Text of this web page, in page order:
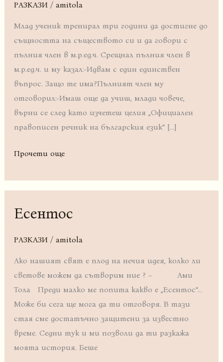
РАЗКАЗИ/ amitola
Млад ученик тренирал три години да достигне до
същността на съществото си и да говори с
пълния член в м.р.ед.ч. Срещнал пълния член в
м.р.ед.ч. и му казал:-Идвам с един единствен
въпрос. Защо те има?Пълният член му
отговорил:-Имаш още да учиш, млади човече,
върни се след като изчетеш целия „Официален
правописен речник на българския език“ […]
Прочети още
Есентос
РАЗКАЗИ / amitola
Ако нашият свят е плод на нечия идея, колко ли
светове можем да сътворим ние ? – Ами
Тола Преди малко ме попита какво е „Есентос“…
Може би сега ще мога да ти отговоря. В тази
стая сме достатъчно защитени за известно
време. Седни тук и ми позволи да ти разкажа
моята история. Беше
Есентос